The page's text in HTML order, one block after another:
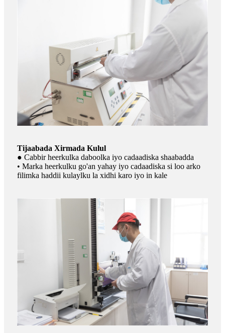
Tijaabada Xirmada Kulul
● Cabbir heerkulka daboolka iyo cadaadiska shaabadda
• Marka heerkulku go'an yahay iyo cadaadiska si loo arko
filimka haddii kulaylku la xidhi karo iyo in kale